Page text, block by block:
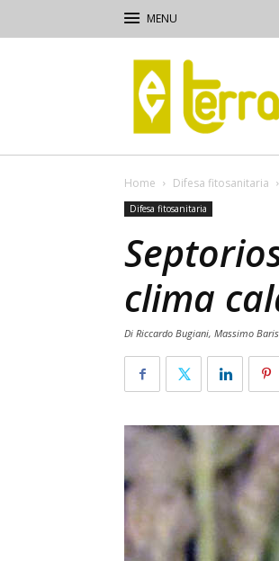
Terra
e
Vita
Home Difesa fitosanitaria
Difesa fitosanitaria
clima
Di Riccardo Bugiani, Massimo